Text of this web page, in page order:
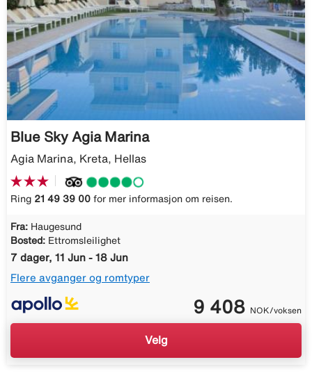
Blue Sky Agia Marina
Agia Marina, Kreta, Hellas
Ring 21 49 39 00 for mer informasjon om reisen.
Fra: Haugesund
Bosted: Ettromsleilighet
7 dager, 11 Jun - 18 Jun
Flere avganger og romtyper
9 408 NOK/voksen
Velg